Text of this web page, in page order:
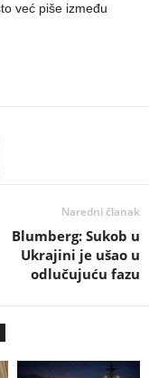
već piše između
Naredni članak
Blumberg: Sukob u
Ukrajini je ušao u
odlučujuću fazu